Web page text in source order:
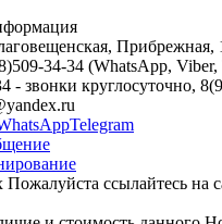
Прибрежная,
34-34 (WhatsApp, Viber,
- звонки круглосуточно,
Telegram
Пожалуйста ссылайтесь на